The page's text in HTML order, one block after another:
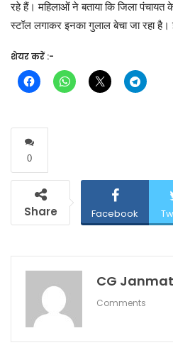
रहे हैं। महिलाओं ने बताया कि जिला
स्टॉल लगाकर इनका गुलाल बेचा जा रहा
शेयर करें :-
0
Share Facebook
CG Janmat
Comments